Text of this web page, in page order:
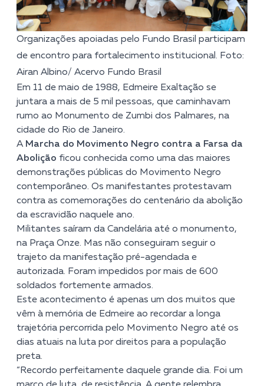
Organizações apoiadas pelo Fundo Brasil participam
de encontro para fortalecimento institucional. Foto:
Airan Albino/ Acervo Fundo Brasil
Em 11 de maio de 1988, Edmeire Exaltação se
juntara a mais de 5 mil pessoas, que caminhavam
rumo ao Monumento de Zumbi dos Palmares, na
cidade do Rio de Janeiro.
A Marcha do Movimento Negro contra a Farsa da
Abolição ficou conhecida como uma das maiores
demonstrações públicas do Movimento Negro
contemporâneo. Os manifestantes protestavam
contra as comemorações do centenário da abolição
da escravidão naquele ano.
Militantes saíram da Candelária até o monumento,
na Praça Onze. Mas não conseguiram seguir o
trajeto da manifestação pré-agendada e
autorizada. Foram impedidos por mais de 600
soldados fortemente armados.
Este acontecimento é apenas um dos muitos que
vêm à memória de Edmeire ao recordar a longa
trajetória percorrida pelo Movimento Negro até os
dias atuais na luta por direitos para a população
preta.
“Recordo perfeitamente daquele grande dia. Foi um